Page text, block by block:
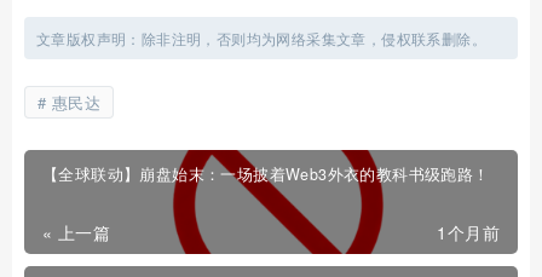
文章版权声明：除非注明，否则均为网络采集文章，侵权联系删除。
惠民达
【全球联动】崩盘始末：一场披着Web3外衣的教科书级跑路！
« 上一篇 1个月前